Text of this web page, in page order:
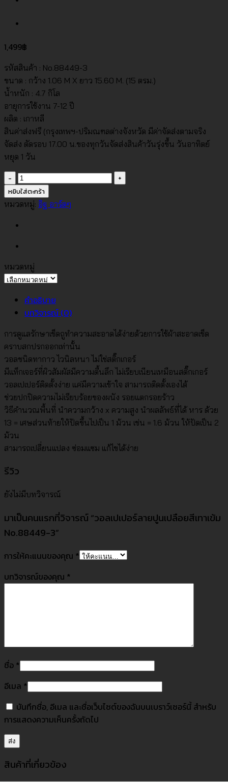
1,499฿
รหัสสินค้า : No.88449-3
ขนาด : กว้าง 1.06 M X ยาว 15.60 M. (15 ตรม.)
น้ำหนัก : 4.7 กิโล
อายุการใช้งาน 7-12 ปี
ผลิต : เกาหลี
สินค่าส่งฟรี (กรุงเทพฯ-ปริมณฑลต่างจังหวัด มีค่าจัดส่งตามจริง
จัดส่ง ตัดรอบ 17.00 น.ของทุกวันจัดส่งสินค้าวันรุ่งขึ้น วันอาทิตย์
หยุด 1 วัน
จำนวน
วอลเปเปอร์
ลาย
เปลือย
เข้ม
No.88449-
ชิ้น
หยิบใส่ตะกร้า
หมวดหมู่: อิฐ อาร์ตๆ
หมวดหมู่
หมวด
คำอธิบาย
บทวิจารณ์ (0)
การดูแลรักษาเช็ดถูทำความสะอาดได้ง่ายด้วยการใช้ผ้าสะอาดเช็ด
คราบสกปรกออกเท่านั้น
วอลชนิดทากาว ไวนิลหนา ไม่ใช่สติ๊กเกอร์
มีแท็กเจอร์ที่ผิวสัมผัสมีความตื้นลึก ไม่เรียบเนียนเหมือนสติ๊กเกอร์
วอลเปเปอร์ติดตั้งง่าย แค่มีความเข้าใจ สามารถติดตั้งเองได้
ช่วยปกปิดความไม่เรียบร้อยของผนัง รอยแตกรอยร้าว
วิธีคำนวณพื้นที่ นำความกว้าง x ความสูง นำผลลัพธ์ที่ได้ หาร ด้วย
13 = เศษส่วนท้ายให้ปัดขึ้นไปเป็น 1 ม้วน เช่น = 1.6 ม้วน ให้ปัดเป็น 2
ม้วน
สามารถเปลี่ยนแปลง ซ่อมแซม แก้ไขได้ง่าย
รีวิว
ยังไม่มีบทวิจารณ์
มาเป็นคนแรกที่วิจารณ์ “วอลเปเปอร์ลายปูนเปลือยสีเทาเข้ม
No.88449-3”
การให้คะแนนของคุณ *
บทวิจารณ์ของคุณ *
ชื่อ *
อีเมล *
บันทึกชื่อ, อีเมล และชื่อเว็บไซต์ของฉันบนเบราว์เซอร์นี้ สำหรับ
การแสดงความเห็นครั้งถัดไป
สินค้าที่เกี่ยวข้อง